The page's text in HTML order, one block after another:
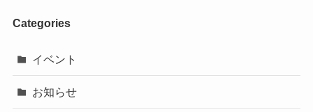
Categories
イベント
お知らせ